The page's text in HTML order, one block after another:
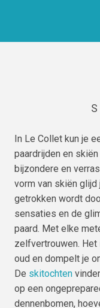
In Le Collet kun je
paardrijden en
bijzondere en
vorm van skiën
getrokken wordt
sensaties en de
paard. Met elke
zelfvertrouwen. Het
oud en dompelt je
De skitochten
op een
dennenbomen,